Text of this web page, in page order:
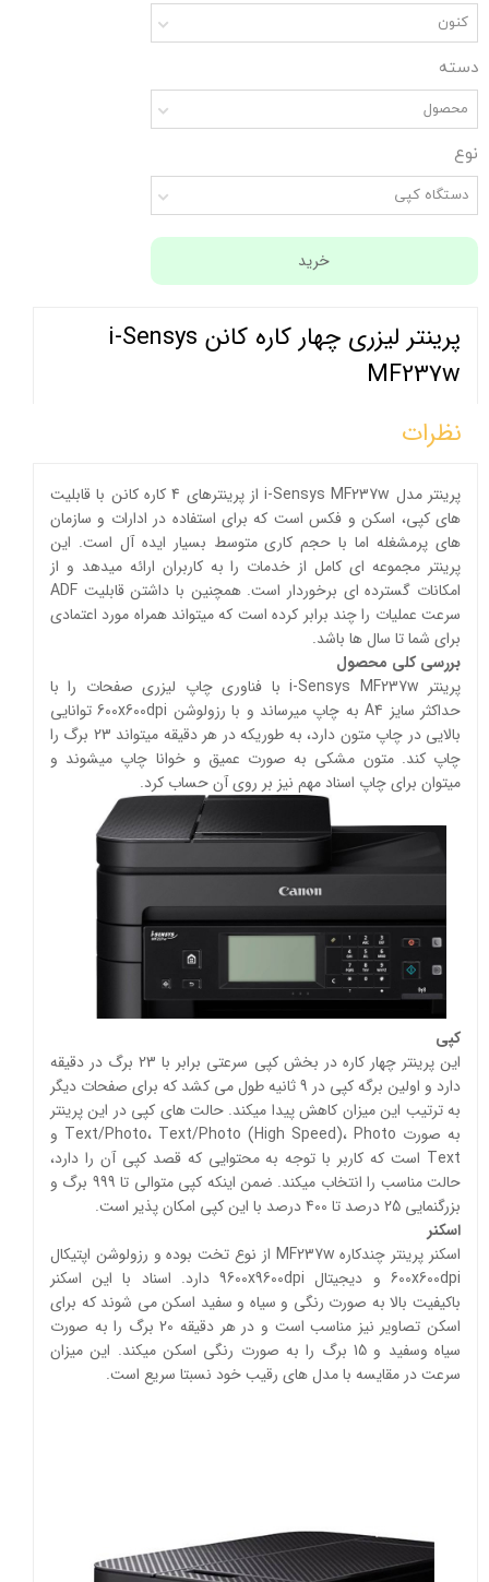
کنون
دسته
محصول
نوع
دستگاه کپی
خرید
پرینتر لیزری چهار کاره کانن i-Sensys
MF237w
نظرات
پرینتر مدل i-Sensys MF237w از پرینترهای 4 کاره کانن با قابلیت
های کپی، اسکن و فکس است که برای استفاده در ادارات و سازمان
های پرمشغله اما با حجم کاری متوسط بسیار ایده آل است. این
پرینتر مجموعه ای کامل از خدمات را به کاربران ارائه میدهد و از
امکانات گسترده ای برخوردار است. همچنین با داشتن قابلیت ADF
سرعت عملیات را چند برابر کرده است که میتواند همراه مورد اعتمادی
برای شما تا سال ها باشد.
بررسی کلی محصول
پرینتر i-Sensys MF237w با فناوری چاپ لیزری صفحات را با
حداکثر سایز A4 به چاپ میرساند و با رزولوشن 600x600dpi توانایی
بالایی در چاپ متون دارد، به طوریکه در هر دقیقه میتواند 23 برگ را
چاپ کند. متون مشکی به صورت عمیق و خوانا چاپ میشوند و
میتوان برای چاپ اسناد مهم نیز بر روی آن حساب کرد.
کپی
این پرینتر چهار کاره در بخش کپی سرعتی برابر با 23 برگ در دقیقه
دارد و اولین برگه کپی در 9 ثانیه طول می ‌کشد که برای صفحات دیگر
به ترتیب این میزان کاهش پیدا میکند. حالت‌ های کپی در این پرینتر
به صورت Text/Photo، Text/Photo (High Speed)، Photo و
Text است که کاربر با توجه به محتوایی که قصد کپی آن را دارد،
حالت مناسب را انتخاب میکند. ضمن اینکه کپی متوالی تا 999 برگ و
بزرگنمایی 25 درصد تا 400 درصد با این کپی امکان‌ پذیر است.
اسکنر
اسکنر پرینتر چندکاره MF237w از نوع تخت بوده و رزولوشن اپتیکال
600x600dpi و دیجیتال 9600x9600dpi دارد. اسناد با این اسکنر
باکیفیت بالا به صورت رنگی و سیاه و سفید اسکن می‌ شوند که برای
اسکن تصاویر نیز مناسب است و در هر دقیقه 20 برگ را به صورت
سیاه‌ وسفید و 15 برگ را به صورت رنگی اسکن میکند. این میزان
سرعت در مقایسه با مدل‌ های رقیب خود نسبتا سریع ‌است.